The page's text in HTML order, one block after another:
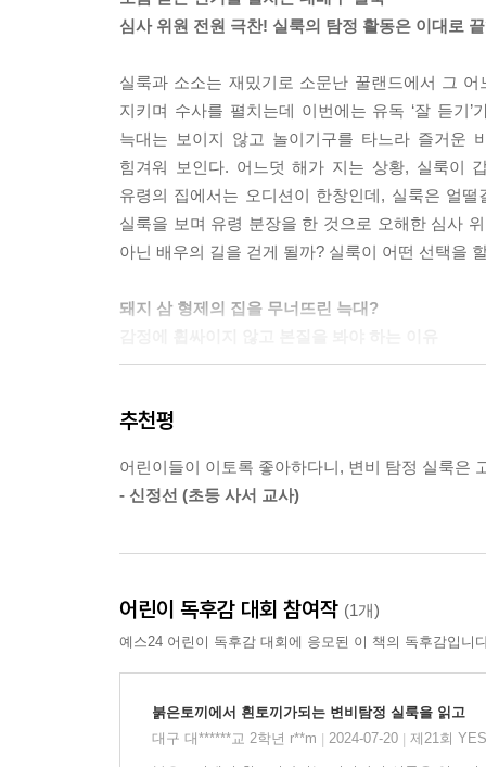
심사 위원 전원 극찬! 실룩의 탐정 활동은 이대로
실룩과 소소는 재밌기로 소문난 꿀랜드에서 그
지키며 수사를 펼치는데 이번에는 유독 ‘잘 듣기
늑대는 보이지 않고 놀이기구를 타느라 즐거운
힘겨워 보인다. 어느덧 해가 지는 상황, 실룩이
유령의 집에서는 오디션이 한창인데, 실룩은 얼
실룩을 보며 유령 분장을 한 것으로 오해한 심사
아닌 배우의 길을 걷게 될까? 실룩이 어떤 선택을
돼지 삼 형제의 집을 무너뜨린 늑대?
이야기에서 비롯됐다. 실제로 늑대가 피기 씨의
꿀랜드에 숨어서 손님들을 위협한다고 굳게 믿
공포심에 사로잡혀 그간 무엇을 잘못 보고 있었
읽기 독립을 시작한 아이에게 딱 맞는 책
붉은 토끼일 때도 흰토끼일 때도 너무 사랑스러운
사건 해결을 지켜보며 관찰력, 탐구력이 함께 자라
재미도 있고 생각거리도 있어요.
추천평
어린이들이 이토록 좋아하다니, 변비 탐정 실룩은
- 신정선 (초등 사서 교사)
어린이 독후감 대회 참여작 (1개)
예스24 어린이 독후감 대회에 응모된 이 책의 독후감입니
붉은토끼에서 흰토끼가되는 변비탐정 실룩을 읽고
대구 대******교 2학년 r**m
2024-07-20 제21회